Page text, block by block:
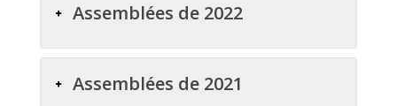
Assemblées de 2022
Assemblées de 2021